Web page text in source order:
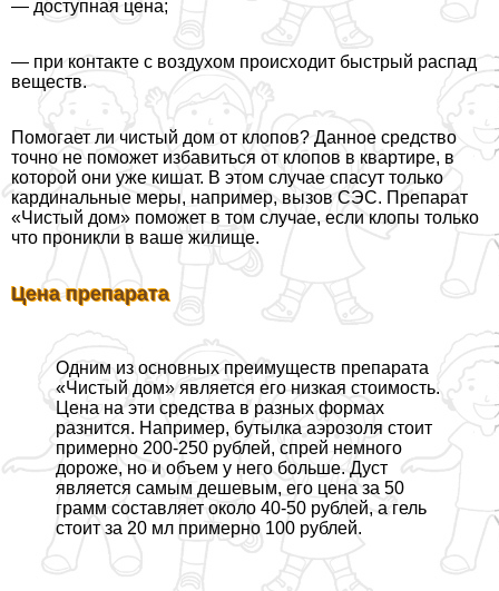
— доступная цена;
— при контакте с воздухом происходит быстрый распад
веществ.
Помогает ли чистый дом от клопов? Данное средство
точно не поможет избавиться от клопов в квартире, в
которой они уже кишат. В этом случае спасут только
кардинальные меры, например, вызов СЭС. Препарат
«Чистый дом» поможет в том случае, если клопы только
что проникли в ваше жилище.
Цена препарата
Одним из основных преимуществ препарата
«Чистый дом» является его низкая стоимость.
Цена на эти средства в разных формах
разнится. Например, бутылка аэрозоля стоит
примерно 200-250 рублей, спрей немного
дороже, но и объем у него больше. Дуст
является самым дешевым, его цена за 50
грамм составляет около 40-50 рублей, а гель
стоит за 20 мл примерно 100 рублей.